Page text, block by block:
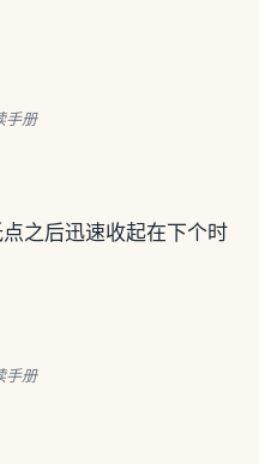
手册
之后迅速收起在下个时
手册